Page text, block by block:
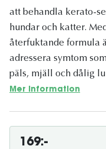
att behandla kerato-
hundar och katter.
återfuktande formula
adressera symtom
päls, mjäll och dålig
Mer information
169:-